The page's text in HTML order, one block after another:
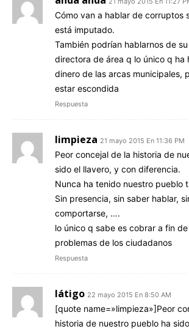
Cómo van a hablar de corruptos
está imputado.
También podrían hablarnos de
directora de área q lo único q ha
dinero de las arcas municipales,
estar escondida
Respuesta
limpieza 21 mayo 2015 En 11:36 PM
Peor concejal de la historia de
sido el llavero, y con diferencia.
Nunca ha tenido nuestro pueblo
Sin presencia, sin saber hablar,
comportarse, ….
lo único q sabe es cobrar a fin
problemas de los ciudadanos
Respuesta
látigo 22 mayo 2015 En 8:50 AM
[quote name=»limpieza»]Peor
historia de nuestro pueblo ha